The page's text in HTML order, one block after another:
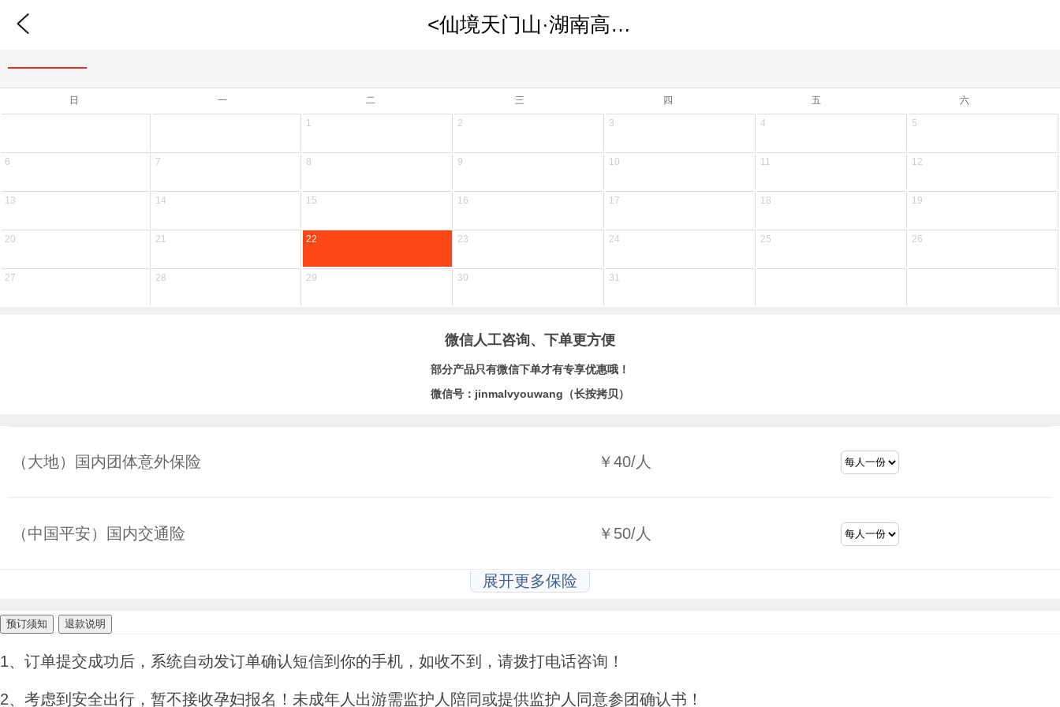
<仙境天门山·湖南高铁4天>长沙 张家界 茶峒边城 凤凰古城 天门山国家森林公园 矮寨大桥 悬崖玻璃栈道 德夯大峡谷风光 QJ
日 一 二 三 四 五 六
1 2 3 4 5
6 7 8 9 10 11 12
13 14 15 16 17 18 19
20 21 22 23 24 25 26
27 28 29 30 31
微信人工咨询、下单更方便
部分产品只有微信下单才有专享优惠哦！
微信号：jinmalvyouwang（长按拷贝）
（大地）国内团体意外保险 ￥40/人
（中国平安）国内交通险 ￥50/人
展开更多保险
预订须知 退款说明
1、订单提交成功后，系统自动发订单确认短信到你的手机，如收不到，请拨打电话咨询！
2、考虑到安全出行，暂不接收孕妇报名！未成年人出游需监护人陪同或提供监护人同意参团确认书！